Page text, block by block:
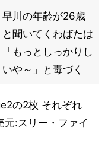
早川の年齢が26歳
と聞いてくわばたは
「もっとしっかりし
いや～」と毒づく
の2枚 それぞれ
:スリー・ファイ